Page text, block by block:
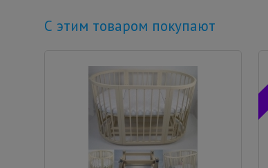
С этим товаром покупают